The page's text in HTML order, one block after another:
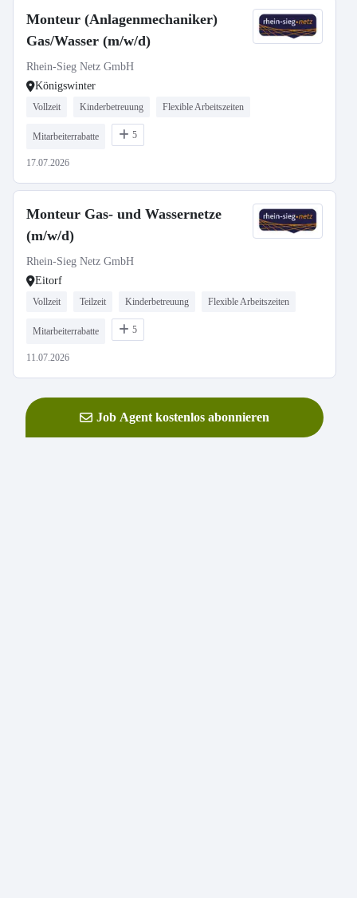
Monteur (Anlagenmechaniker)
Gas/Wasser (m/w/d)
Rhein-Sieg Netz GmbH
Königswinter
Vollzeit Kinderbetreuung Flexible Arbeitszeiten
Mitarbeiterrabatte 5
17.07.2026
Monteur Gas- und Wassernetze
(m/w/d)
Rhein-Sieg Netz GmbH
Eitorf
Vollzeit Teilzeit Kinderbetreuung Flexible Arbeitszeiten
Mitarbeiterrabatte 5
11.07.2026
Job Agent kostenlos abonnieren